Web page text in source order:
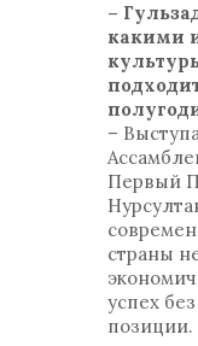
–
какими
–
Первый
страны
успех
позиции.